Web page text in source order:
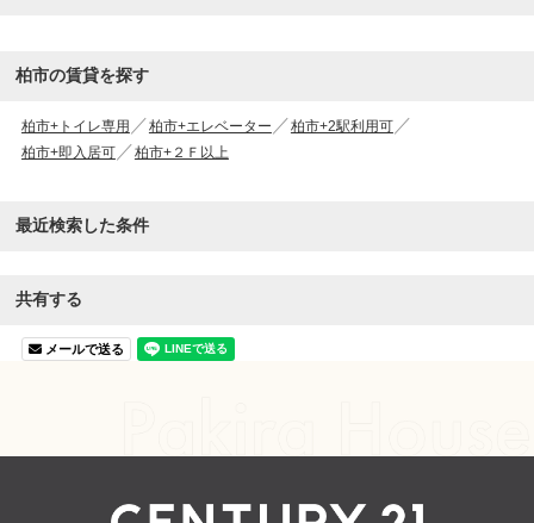
柏市の賃貸を探す
柏市+トイレ専用 柏市+エレベーター
柏市+2駅利用可
柏市+即入居可
柏市+２Ｆ以上
最近検索した条件
共有する
メールで送る